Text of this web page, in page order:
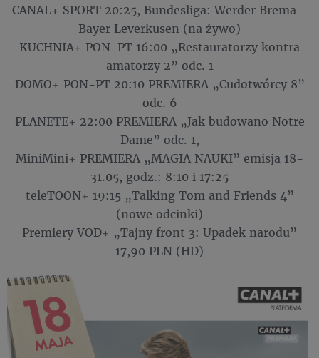
CANAL+ SPORT 20:25, Bundesliga: Werder Brema -
Bayer Leverkusen (na żywo)
KUCHNIA+ PON-PT 16:00 „Restauratorzy kontra
amatorzy 2” odc. 1
DOMO+ PON-PT 20:10 PREMIERA „Cudotwórcy 8”
odc. 6
PLANETE+ 22:00 PREMIERA „Jak budowano Notre
Dame” odc. 1,
MiniMini+ PREMIERA „MAGIA NAUKI” emisja 18-
31.05, godz.: 8:10 i 17:25
teleTOON+ 19:15 „Talking Tom and Friends 4”
(nowe odcinki)
Premiery VOD+ „Tajny front 3: Upadek narodu”
17,90 PLN (HD)